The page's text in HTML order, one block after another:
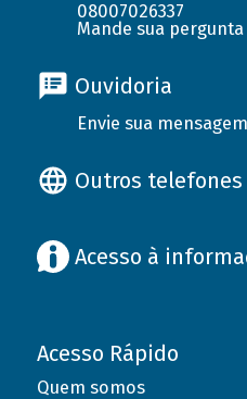
08007026337
Mande sua pergunta
Ouvidoria
Envie sua mensagem
Outros telefones
Acesso à
Acesso Rápido
Quem somos